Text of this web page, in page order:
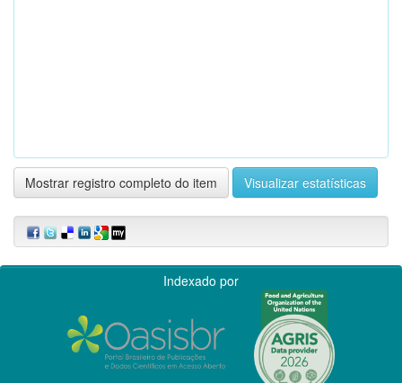
Mostrar registro completo do item Visualizar estatísticas
Indexado por